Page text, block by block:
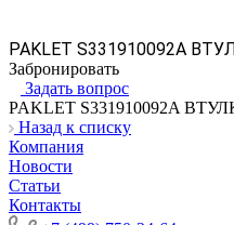
PAKLET S331910092A
Забронировать
Задать вопрос
PAKLET S331910092A
Назад к списку
Компания
Новости
Статьи
Контакты